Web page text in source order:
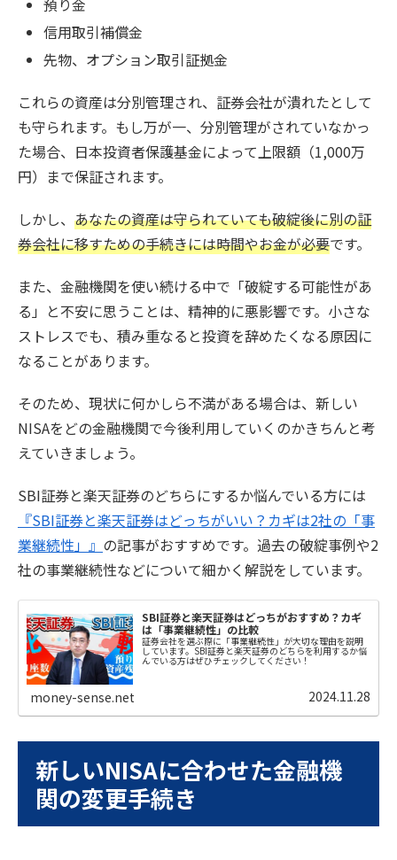
信用取引補償金
先物、オプション取引証拠金
これらの資産は分別管理され、証券会社が潰れたとして
も守られます。もし万が一、分別管理がされていなかっ
た場合、日本投資者保護基金によって上限額（1,000万
円）まで保証されます。
しかし、 あなたの資産は守られていても破綻後に別の証
券会社に移すための手続きには時間やお金が必要です。
また、金融機関を使い続ける中で「破綻する可能性があ
る」と不安に思うことは、精神的に悪影響です。小さな
ストレスでも、積み重なると投資を辞めたくなる原因に
なることがあります。
そのため、現状に何かしら不満がある場合は、新しい
NISAをどの金融機関で今後利用していくのかきちんと考
えていきましょう。
SBI証券と楽天証券のどちらにするか悩んでいる方には
『SBI証券と楽天証券はどっちがいい？カギは2社の「事
業継続性」』 の記事がおすすめです。過去の破綻事例や2
社の事業継続性などについて細かく解説をしています。
SBI証券と楽天証券はどっちがおすすめ？カギ
は「事業継続性」の比較
証券会社を選ぶ際に「事業継続性」が大切な理由を説明
しています。SBI証券と楽天証券のどちらを利用するか悩
んでいる方はぜひチェックしてください！
money-sense.net 2024.11.28
新しいNISAに合わせた金融機
関の変更手続き